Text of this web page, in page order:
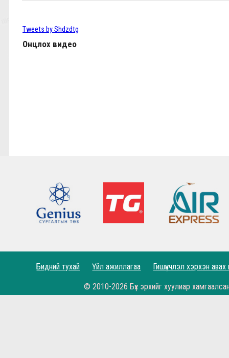
ТББ-ын ээлжит Бүх гишүүдийн хурал
КЛОППЫН УРГУУЛСАН ҮР ЖИМС
Lucho's show time.
2022.05.04 - Энэ өдөр түүхнээ
Рэдс Лиг 2022 - Баталгаажсан жагсаалт
Tweets by Shdzdtg
Онцлох видео
Бидний тухай Үйл ажиллагаа Гишүүнчлэл хэрхэн авах
© 2010-2026 Бүх эрхийг хуулиар